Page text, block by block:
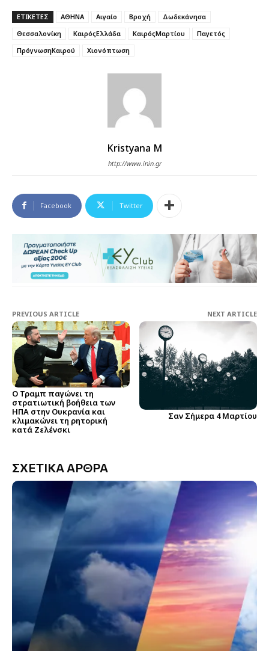
ΕΤΙΚΕΤΕΣ ΑΘΗΝΑ Αιγαίο Βροχή
Δωδεκάνησα
Θεσσαλονίκη
ΚαιρόςΕλλάδα ΚαιρόςΜαρτίου
Παγετός
ΠρόγνωσηΚαιρού
Χιονόπτωση
Kristyana M
http://www.inin.gr
Facebook Twitter
PREVIOUS ARTICLE
Ο Τραμπ παγώνει τη
στρατιωτική βοήθεια των
ΗΠΑ στην Ουκρανία και
κλιμακώνει τη ρητορική
κατά Ζελένσκι
NEXT ARTICLE
Σαν Σήμερα 4 Μαρτίου
ΣΧΕΤΙΚΑ ΑΡΘΡΑ